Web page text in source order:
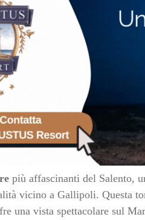
più affascinanti del Salento,
vicino a Gallipoli. Questa
una vista spettacolare sul